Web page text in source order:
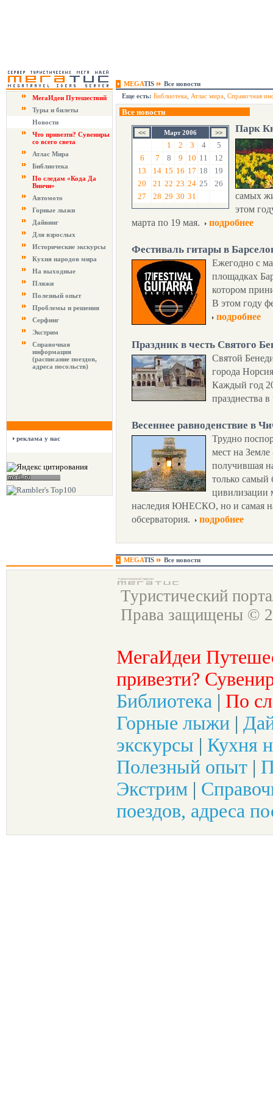
MEGATIS
Все новости
МегаИдеи Путешествий
Туры и билеты
Новости
Что привезти? Сувениры
со всего света
Атлас Мира
Библиотека
По следам «Кода Да
Винчи»
Автомото
Горные лыжи
Дайвинг
Для взрослых
Исторические экскурсы
Кухня народов мира
На выходные
Пляжи
Полезный опыт
Проблемы и решения
Серфинг
Экстрим
Справочная
информация
(расписание поездов,
адреса посольств)
реклама у нас
Еще есть: Библиотека Атлас мира Справочная
Все новости
Март 2006
1 2 3 4
5
6
7 8 9 10 11
12
13
14 15 16 17 18
19
20
21 22 23 24 25
26
27
28 29 30 31
Парк
самых
этом
марта по 19 мая.
подробнее
Фестиваль гитары в
Ежегодно с
площадках
котором
В этом году
подробнее
Праздник в честь Святого
Святой
города
Каждый год
празднества
Весеннее равноденствие в
Трудно
мест на
получившая
только самый
цивилизации
наследия ЮНЕСКО, но и самая
обсерватория.
подробнее
MEGATIS Все новости
Туристический
Права защищены ©
МегаИдеи
привезти?
Библиотека | По
Горные лыжи |
экскурсы | Кухня
Полезный опыт |
Экстрим |
поездов, адреса